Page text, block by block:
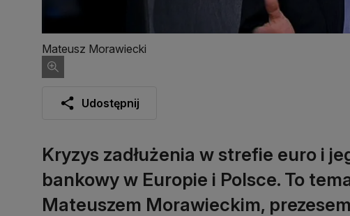
Mateusz Morawiecki
Udostępnij
Kryzys zadłużenia w strefie euro i
bankowy w Europie i Polsce. To
Mateuszem Morawieckim,